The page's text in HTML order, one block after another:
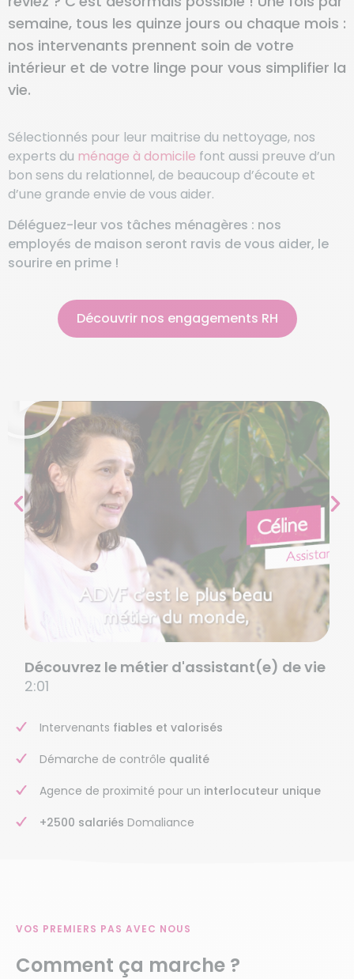
semaine, tous les quinze jours ou chaque mois :
nos intervenants prennent soin de votre
intérieur et de votre linge pour vous simplifier la
vie.
Sélectionnés pour leur maitrise du nettoyage, nos
experts du ménage à domicile font aussi preuve d’un
bon sens du relationnel, de beaucoup d’écoute et
d’une grande envie de vous aider.
Déléguez-leur vos tâches ménagères : nos
employés de maison seront ravis de vous aider, le
sourire en prime !
Découvrir nos engagements RH
Découvrez le métier d'assistant(e) de vie
2:01
Intervenants fiables et valorisés
Démarche de contrôle qualité
Agence de proximité pour un interlocuteur unique
+2500 salariés Domaliance
VOS PREMIERS PAS AVEC NOUS
Comment ça marche ?